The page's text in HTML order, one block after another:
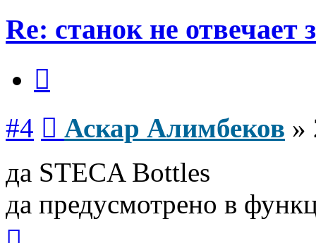
Re: станок не
#4 Аскар Алимбеков »
да STECA Bottles
да предусмотрено в